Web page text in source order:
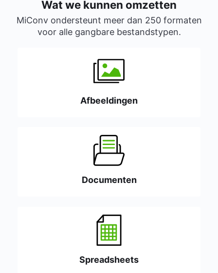
Wat we kunnen omzetten
MiConv ondersteunt meer dan 250 formaten
voor alle gangbare bestandstypen.
Afbeeldingen
Documenten
Spreadsheets